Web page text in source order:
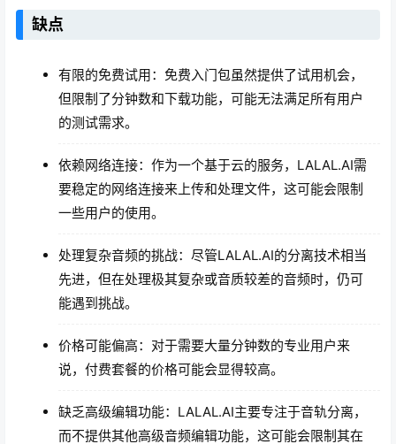
缺点
有限的免费试用：免费入门包虽然提供了试用机会，
但限制了分钟数和下载功能，可能无法满足所有用户
的测试需求。
依赖网络连接：作为一个基于云的服务，LALAL.AI需
要稳定的网络连接来上传和处理文件，这可能会限制
一些用户的使用。
处理复杂音频的挑战：尽管LALAL.AI的分离技术相当
先进，但在处理极其复杂或音质较差的音频时，仍可
能遇到挑战。
价格可能偏高：对于需要大量分钟数的专业用户来
说，付费套餐的价格可能会显得较高。
缺乏高级编辑功能：LALAL.AI主要专注于音轨分离，
而不提供其他高级音频编辑功能，这可能会限制其在